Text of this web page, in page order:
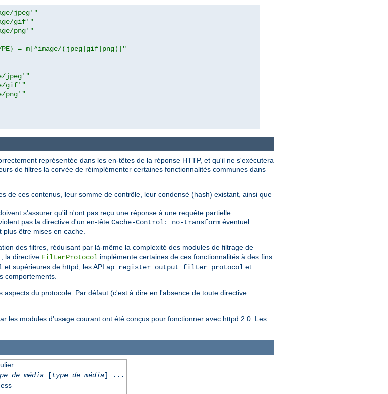
jpeg'"
gif'"
png'"
= m|^image/(jpeg|gif|png)|"
jpeg'"
gif'"
png'"
représentée dans les en-têtes de la réponse HTTP, et qu'il ne s'exécutera
de filtres la corvée de réimplémenter certaines fonctionnalités communes dans
de ces contenus, leur somme de contrôle, leur condensé (hash) existant, ainsi que
s'assurer qu'il n'ont pas reçu une réponse à une requête partielle.
pas la directive d'un en-tête Cache-Control: no-transform éventuel.
être mises en cache.
des filtres, réduisant par là-même la complexité des modules de filtrage de
la directive FilterProtocol implémente certaines de ces fonctionnalités à des fins
et supérieures de httpd, les API ap_register_output_filter_protocol et
comportements.
du protocole. Par défaut (c'est à dire en l'absence de toute directive
les modules d'usage courant ont été conçus pour fonctionner avec httpd 2.0. Les
[type_de_média] ...